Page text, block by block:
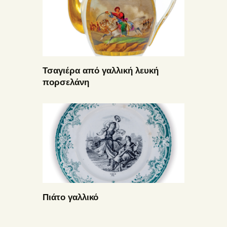
Τσαγιέρα από γαλλική λευκή
πορσελάνη
Πιάτο γαλλικό